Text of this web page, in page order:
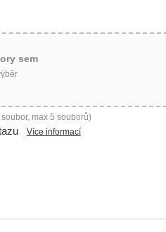
sem
max 5 souborů)
Více informací